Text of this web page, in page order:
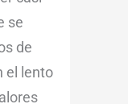
se
de
el lento